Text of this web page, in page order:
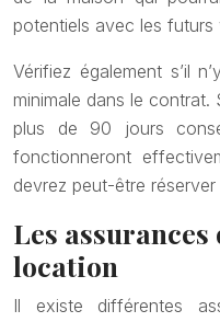
potentiels avec les futurs
Vérifiez également s’il
minimale dans le contrat.
plus de 90 jours
fonctionneront
devrez peut-être
Les
location
Il existe différentes